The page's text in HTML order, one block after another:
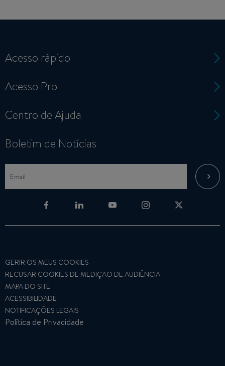
Acesso rápido
Acesso Pro
Centro de Ajuda
Boletim de Notícias
GERIR OS MEUS COOKIES
RECUSAR COOKIES DE MEDIÇAO DE AUDIÊNCIA
MAPA DO SITE
ACESSIBILIDADE
NOTIFICAÇÕES LEGAIS
Política de Privacidade